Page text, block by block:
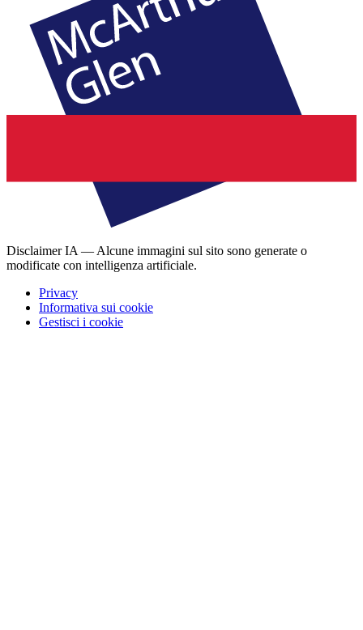
Disclaimer IA — Alcune immagini sul sito sono generate o
modificate con intelligenza artificiale.
Privacy
Informativa sui cookie
Gestisci i cookie